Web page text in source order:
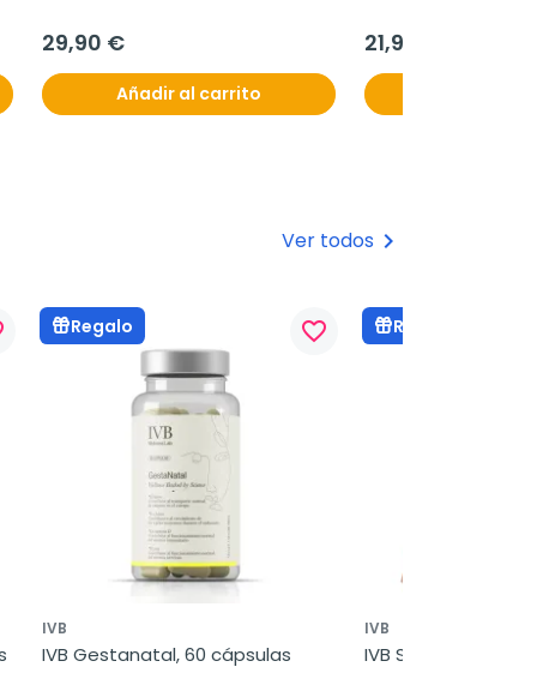
29,90 €
Añadir al carrito
21,90 €
Ver todos keyboard_arrow_right
Regalo favorite_border
IVB
IVB Gestanatal, 60 cápsulas
Regalo
IVB
IVB Stick Sabor